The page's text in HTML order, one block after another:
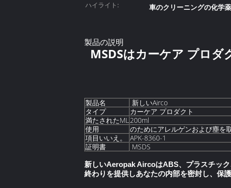
ハイライト:
車のクリーニングの化学
製品の説明
MSDSはカーケア プロ
製品名
新しいAirco
タイプ
カーケア プロダクト
満たされたML200ml
使用
のためにアレルゲンおよび塵を
項目いいえ。
APK-8360-1
証明書
MSDS
新しいAeropak AircoはABS、プラスチッ
終わりを提供しあなたの内部を密封し、保